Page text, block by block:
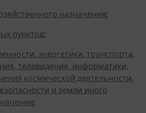
назначения;
пунктов;
энергетики, транспорта,
телевидения, информатики,
космической деятельности,
и земли иного
;